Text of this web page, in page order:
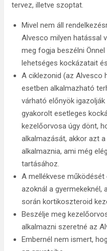
tervez, illetve szoptat.
Mivel nem áll
Alvesco milyen hatással
meg fogja beszélni
lehetséges kockázatait
A ciklezonid (az Alvesco
esetben alkalmazható
várható előnyök
gyakorolt esetleges
kezelőorvosa úgy dönt,
alkalmazását, akkor azt
alkalmaznia, ami még
tartásához.
A mellékvese
azoknál a gyermekeknél,
során kortikoszteroid
Beszélje meg
alkalmazni szeretné az
Embernél nem ismert,